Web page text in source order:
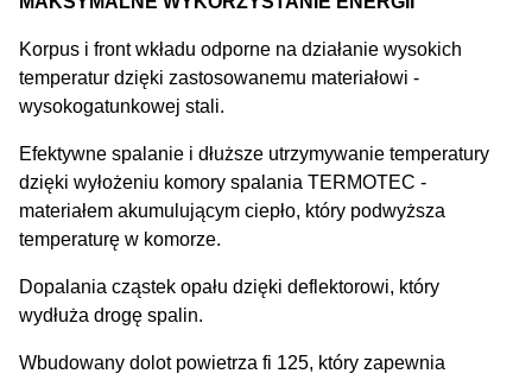
Korpus i front wkładu odporne na działanie wysokich
temperatur dzięki zastosowanemu materiałowi -
wysokogatunkowej stali.
Efektywne spalanie i dłuższe utrzymywanie temperatury
dzięki wyłożeniu komory spalania TERMOTEC -
materiałem akumulującym ciepło, który podwyższa
temperaturę w komorze.
Dopalania cząstek opału dzięki deflektorowi, który
wydłuża drogę spalin.
Wbudowany dolot powietrza fi 125, który zapewnia